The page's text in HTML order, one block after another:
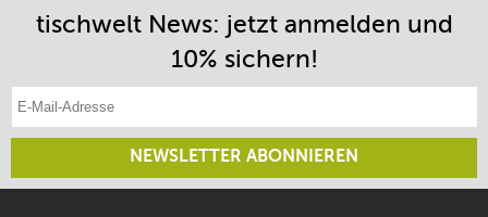
tischwelt News: jetzt anmelden und
10% sichern!
NEWSLETTER ABONNIEREN